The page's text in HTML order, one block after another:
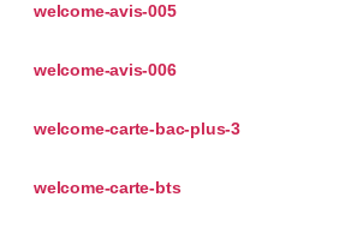
welcome-avis-005
welcome-avis-006
welcome-carte-bac-plus-3
welcome-carte-bts